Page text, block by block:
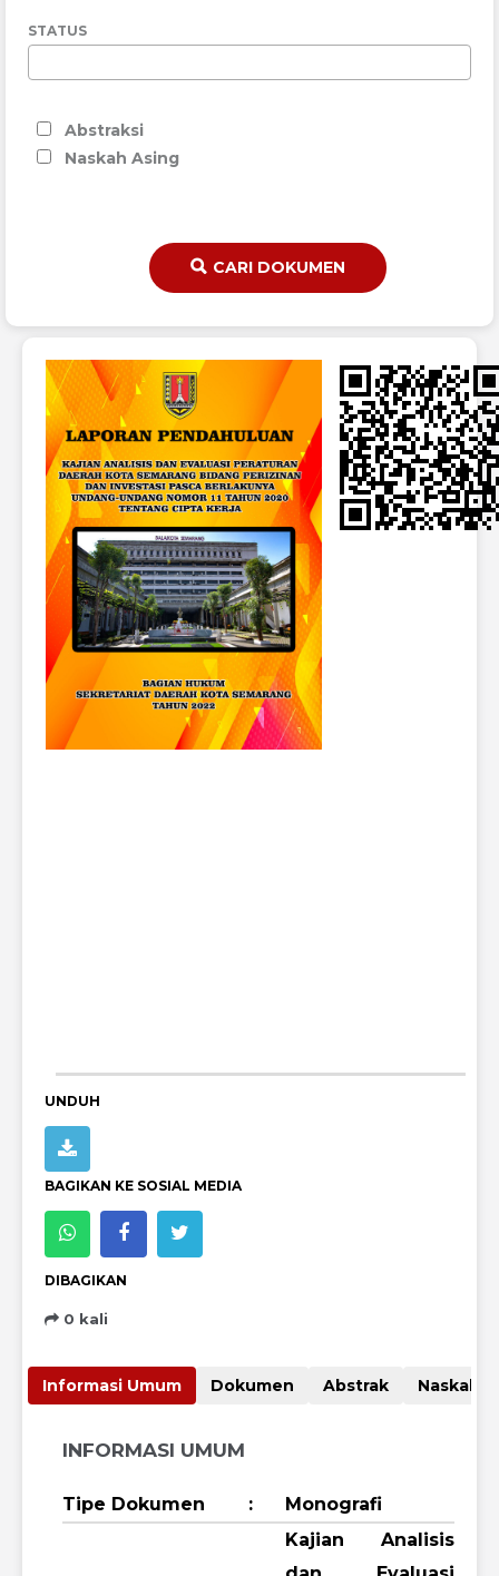
STATUS
Abstraksi
Naskah Asing
CARI DOKUMEN
UNDUH
BAGIKAN KE SOSIAL MEDIA
DIBAGIKAN
0 kali
Informasi Umum Dokumen Abstrak
INFORMASI UMUM
Tipe Dokumen :
Monografi
Kajian Analisis